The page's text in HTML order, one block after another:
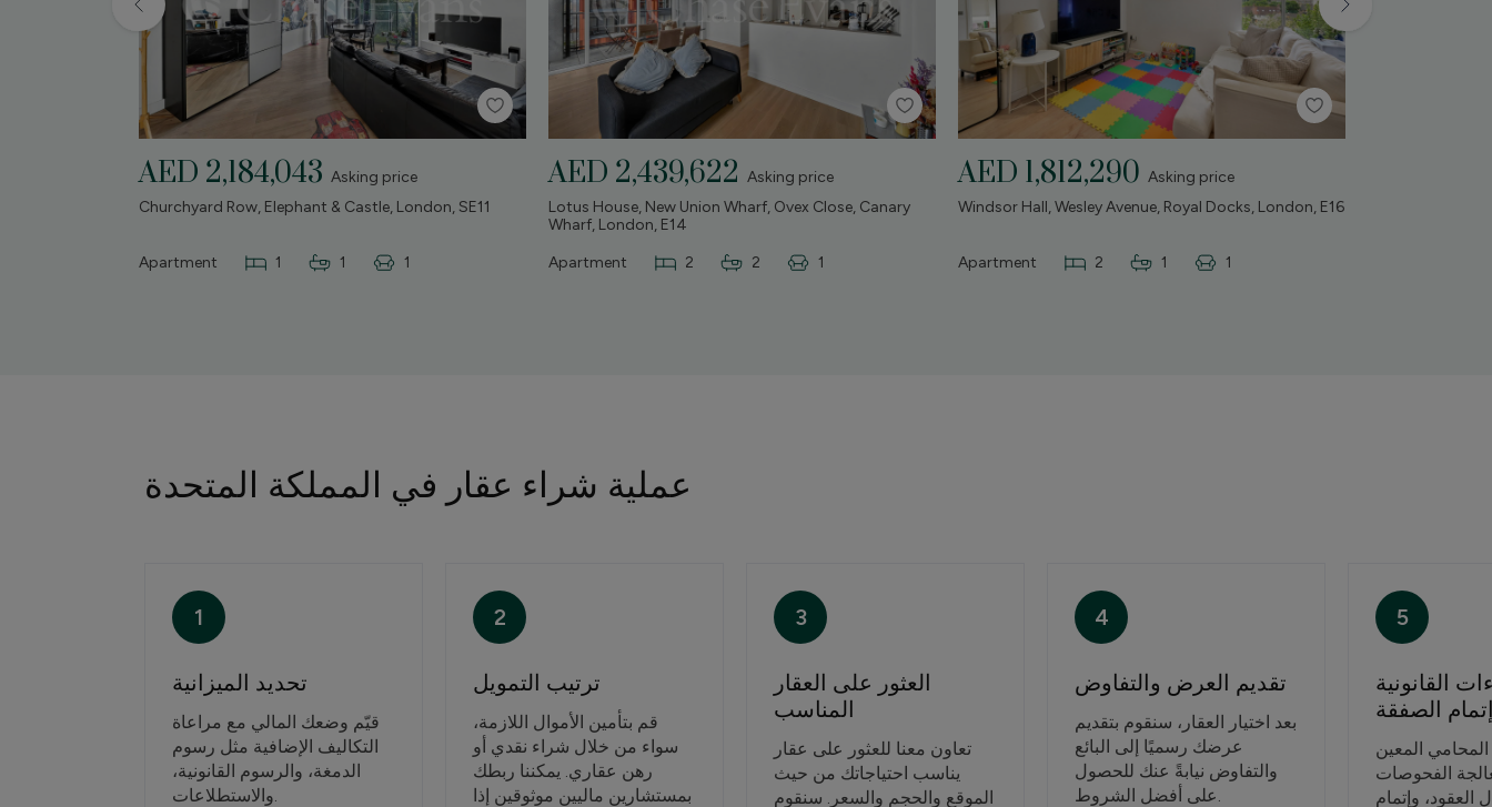
AED 2,184,043 Asking price
Churchyard Row, Elephant & Castle, London, SE11
Apartment 1 1 1
AED 2,439,622 Asking price
Lotus House, New Union Wharf, Ovex Close, Canary
Wharf, London, E14
Apartment
2 2 1
AED 1,812,290 Asking price
Windsor Hall, Wesley Avenue, Royal Docks, London, E16
Apartment 2 1 1
عملية شراء عقار في المملكة المتحدة
1
تحديد الميزانية
قيّم وضعك المالي مع مراعاة
التكاليف الإضافية مثل رسوم
الدمغة، والرسوم القانونية،
والاستطلاعات.
2
ترتيب التمويل
قم بتأمين الأموال اللازمة،
سواء من خلال شراء نقدي أو
رهن عقاري. يمكننا ربطك
بمستشارين ماليين موثوقين إذا
3
العثور على العقار
المناسب
تعاون معنا للعثور على عقار
يناسب احتياجاتك من حيث
الموقع والحجم والسعر. سنقوم
4
تقديم العرض والتفاوض
بعد اختيار العقار، سنقوم بتقديم
عرضك رسميًا إلى البائع
والتفاوض نيابةً عنك للحصول
على أفضل الشروط.
5
القانونية
الصفقة
المعين
الفحوصات
العقود، وإتمام